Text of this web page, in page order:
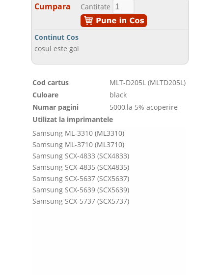
Cumpara Cantitate
Continut Cos
cosul este gol
Cod cartus
MLT-D205L (MLTD205L)
Culoare
black
Numar pagini
5000,la 5% acoperire
Utilizat la imprimantele
Samsung ML-3310 (ML3310)
Samsung ML-3710 (ML3710)
Samsung SCX-4833 (SCX4833)
Samsung SCX-4835 (SCX4835)
Samsung SCX-5637 (SCX5637)
Samsung SCX-5639 (SCX5639)
Samsung SCX-5737 (SCX5737)